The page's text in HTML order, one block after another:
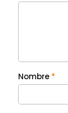
Nombre *